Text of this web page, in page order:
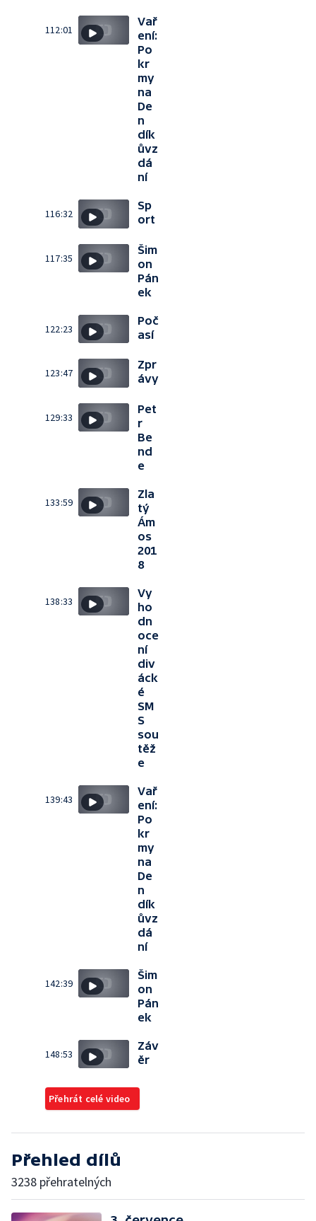
112:01
Vař
ení:
Po
kr
my
na
De
n
dík
ůvz
dá
ní
116:32
Sp
ort
117:35
Šim
on
Pán
ek
122:23
Poč
así
123:47
Zpr
ávy
129:33
Pet
r
Be
nd
e
133:59
Zla
tý
Ám
os
201
8
138:33
Vy
ho
dn
oce
ní
div
áck
é
SM
S
sou
těž
e
139:43
Vař
ení:
Po
kr
my
na
De
n
dík
ůvz
dá
ní
142:39
Šim
on
Pán
ek
148:53
Záv
ěr
Přehrát celé video
Přehled dílů
3238 přehratelných